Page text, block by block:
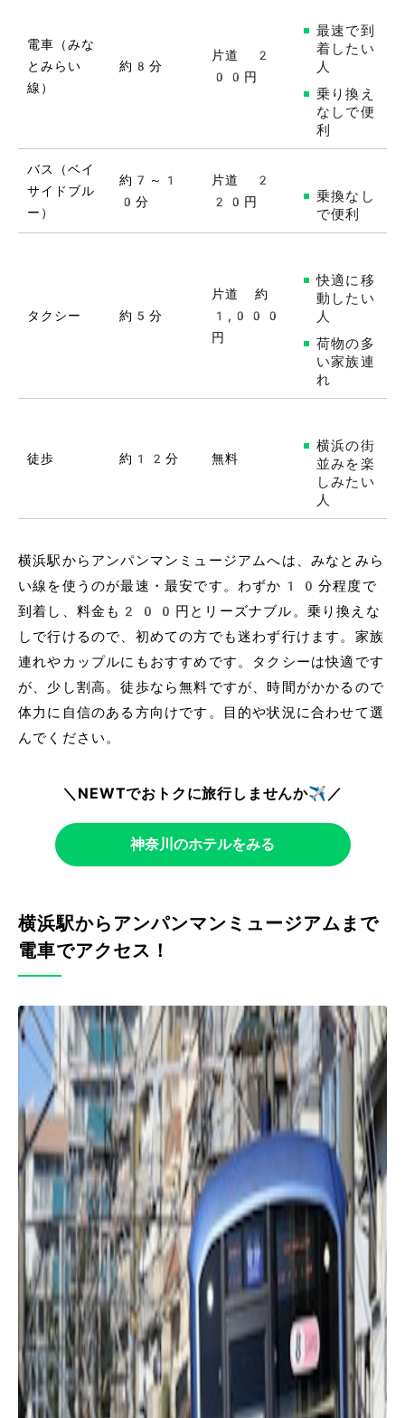
電車（みな
とみらい
線）
約8分
片道 2
00円
最速で到
着したい
人
乗り換え
なしで便
利
バス（ベイ
サイドブル
ー）
約7～1
0分
片道 2
20円
乗換なし
で便利
タクシー 約5分
片道 約
1,000
円
快適に移
動したい
人
荷物の多
い家族連
れ
徒歩 約12分 無料
横浜の街
並みを楽
しみたい
人
横浜駅からアンパンマンミュージアムへは、みなとみら
い線を使うのが最速・最安です。わずか10分程度で
到着し、料金も200円とリーズナブル。乗り換えな
しで行けるので、初めての方でも迷わず行けます。家族
連れやカップルにもおすすめです。タクシーは快適です
が、少し割高。徒歩なら無料ですが、時間がかかるので
体力に自信のある方向けです。目的や状況に合わせて選
んでください。
＼NEWTでおトクに旅行しませんか✈️／
神奈川のホテルをみる
横浜駅からアンパンマンミュージアムまで
電車でアクセス！